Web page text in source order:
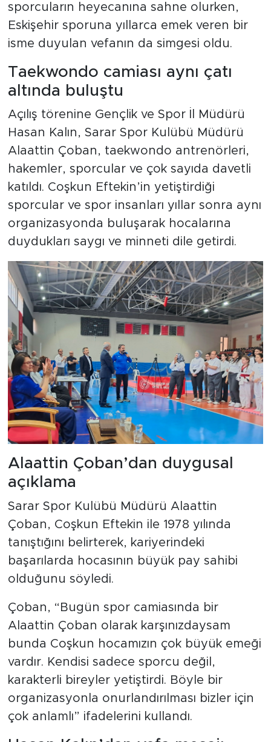
sporcuların heyecanına sahne olurken,
Eskişehir sporuna yıllarca emek veren bir
isme duyulan vefanın da simgesi oldu.
Taekwondo camiası aynı çatı
altında buluştu
Açılış törenine Gençlik ve Spor İl Müdürü
Hasan Kalın, Sarar Spor Kulübü Müdürü
Alaattin Çoban, taekwondo antrenörleri,
hakemler, sporcular ve çok sayıda davetli
katıldı. Coşkun Eftekin’in yetiştirdiği
sporcular ve spor insanları yıllar sonra aynı
organizasyonda buluşarak hocalarına
duydukları saygı ve minneti dile getirdi.
Alaattin Çoban’dan duygusal
açıklama
Sarar Spor Kulübü Müdürü Alaattin
Çoban, Coşkun Eftekin ile 1978 yılında
tanıştığını belirterek, kariyerindeki
başarılarda hocasının büyük pay sahibi
olduğunu söyledi.
Çoban, “Bugün spor camiasında bir
Alaattin Çoban olarak karşınızdaysam
bunda Coşkun hocamızın çok büyük emeği
vardır. Kendisi sadece sporcu değil,
karakterli bireyler yetiştirdi. Böyle bir
organizasyonla onurlandırılması bizler için
çok anlamlı” ifadelerini kullandı.